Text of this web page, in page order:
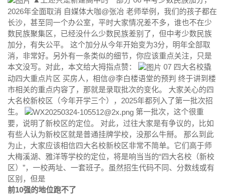
2026年全面取消 自媒体大咖@张冶 老师举例，我们的孩子都在
长沙，甚至同一个办公室，平时大家情况差不多，谁也不在少
数民族聚集区，已经没什么少数民族差别了，但中考少数民族
加分，有失公平。 这个加分从今年开始变为3分，明年全部取
消，非常好。另外有一条类似的细节，你应该重点关注，只是
本文没写。对此，本文给大拇指点赞：
07 四大名校撬
动四大重点片区 买房人，相信@李白楼语堂的预判 终于讲到楼
市相关的重点内容了，那就是录取批次的变化。 大家关心的四
大名校新校区（今年开学三个），2025年都列入了第一批次招
生。
第一批次，这个很重
要，说明了新校区的定位。 对此，过往大家是有争议的，比如
有些人认为新校区就是普通挂牌学校，没那么牛掰。 那么到此
为止，大家应该相信四大名校新校区非常不简单。它们高于师
大梅溪湖、雅洋等学校的定位，将是响当当的“四大名校（新校
区）”，一校两址、一套班子。虽然招生代码不同、分数线或有
区别，但是
前10强的地位跑不了